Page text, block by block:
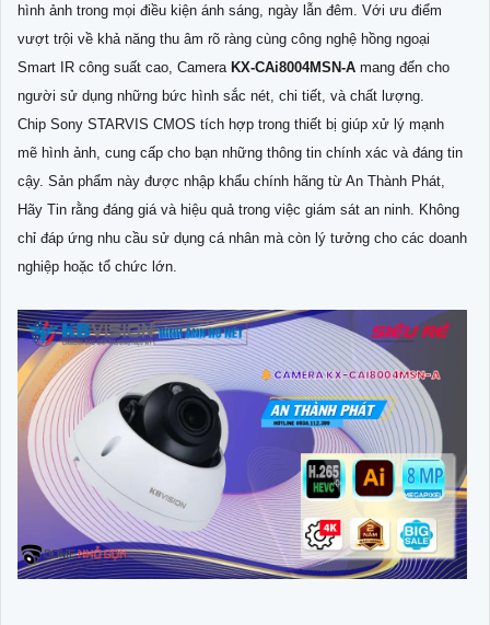
hình ảnh trong mọi điều kiện ánh sáng, ngày lẫn đêm. Với ưu điểm
vượt trội về khả năng thu âm rõ ràng cùng công nghệ hồng ngoại
Smart IR công suất cao, Camera KX-CAi8004MSN-A mang đến cho
người sử dụng những bức hình sắc nét, chi tiết, và chất lượng.
Chip Sony STARVIS CMOS tích hợp trong thiết bị giúp xử lý mạnh
mẽ hình ảnh, cung cấp cho bạn những thông tin chính xác và đáng tin
cậy. Sản phẩm này được nhập khẩu chính hãng từ An Thành Phát,
Hãy Tin rằng đáng giá và hiệu quả trong việc giám sát an ninh. Không
chỉ đáp ứng nhu cầu sử dụng cá nhân mà còn lý tưởng cho các doanh
nghiệp hoặc tổ chức lớn.